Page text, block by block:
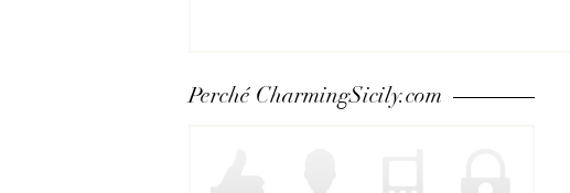
Perché CharmingSicily.com